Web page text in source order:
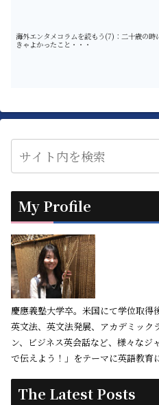
海外エンタメコラムを読もう(7)：二十歳の時
きゃよかったこと・・・
My Profile
慶應義塾大学卒。米国にて学位取
英文法、英文法発展、アカデミック
ン、ビジネス英会話など、様々な
で伝えよう！」をテーマに英語教育
The Latest Posts